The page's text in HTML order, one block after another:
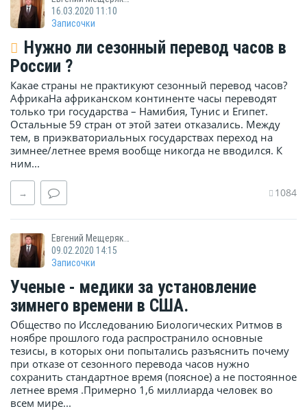
16.03.2020 11:10
Записочки
Нужно ли сезонный перевод часов в
России ?
Какае страны не практикуют сезонный перевод часов?
АфрикаНа африканском континенте часы переводят
только три государства – Намибия, Тунис и Египет.
Остальные 59 стран от этой затеи отказались. Между
тем, в приэкваториальных государствах переход на
зимнее/летнее время вообще никогда не вводился. К
ним...
→ 1084
Евгений Мещеряков
09.02.2020 14:15
Записочки
Ученые - медики за установление
зимнего времени в США.
Общество по Исследованию Биологических Ритмов в
ноябре прошлого года распространило основные
тезисы, в которых они попытались разъяснить почему
при отказе от сезонного перевода часов нужно
сохранить стандартное время (поясное) а не постоянное
летнее время .Примерно 1,6 миллиарда человек во
всем мире...